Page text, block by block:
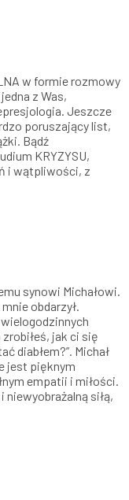
w formie rozmowy
z Was,
Jeszcze
poruszający list,
Bądź
KRYZYSU,
i wątpliwości, z
synowi Michałowi.
obdarzył.
jak ci się
diabłem?”. Michał
jest pięknym
empatii i miłości.
siłą,